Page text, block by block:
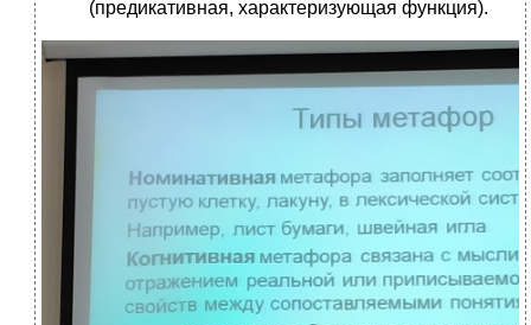
(предикативная, характеризующая функция).